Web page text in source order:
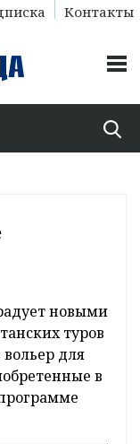
Контакты
новыми
туров
для
в